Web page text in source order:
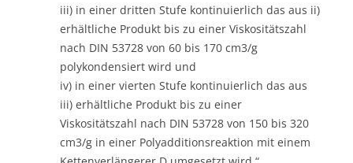
iii) in einer dritten Stufe kontinuierlich das aus ii)
erhältliche Produkt bis zu einer Viskositätszahl
nach DIN 53728 von 60 bis 170 cm3/g
polykondensiert wird und
iv) in einer vierten Stufe kontinuierlich das aus
iii) erhältliche Produkt bis zu einer
Viskositätszahl nach DIN 53728 von 150 bis 320
cm3/g in einer Polyadditionsreaktion mit einem